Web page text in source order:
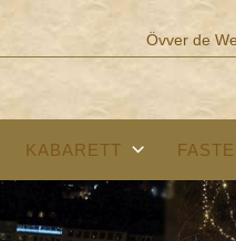
Övver de
KABARETT